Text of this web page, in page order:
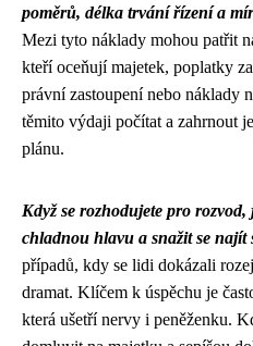
poměrů, délka trvání řízení a
Mezi tyto náklady mohou patřit
kteří oceňují majetek, poplatky
právní zastoupení nebo náklady
těmito výdaji počítat a zahrnout
plánu.
Když se rozhodujete pro
chladnou hlavu a snažit se najít
případů, kdy se lidi dokázali
dramat. Klíčem k úspěchu je
která ušetří nervy i peněženku.